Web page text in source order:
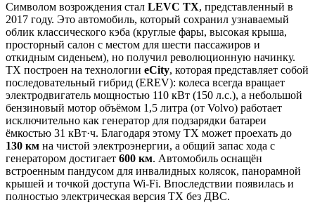
Символом возрождения стал LEVC TX, представленный в
2017 году. Это автомобиль, который сохранил узнаваемый
облик классического кэба (круглые фары, высокая крыша,
просторный салон с местом для шести пассажиров и
откидным сиденьем), но получил революционную начинку.
TX построен на технологии eCity, которая представляет собой
последовательный гибрид (EREV): колеса всегда вращает
электродвигатель мощностью 110 кВт (150 л.с.), а небольшой
бензиновый мотор объёмом 1,5 литра (от Volvo) работает
исключительно как генератор для подзарядки батареи
ёмкостью 31 кВт·ч. Благодаря этому TX может проехать до
130 км на чистой электроэнергии, а общий запас хода с
генератором достигает 600 км. Автомобиль оснащён
встроенным пандусом для инвалидных колясок, панорамной
крышей и точкой доступа Wi-Fi. Впоследствии появилась и
полностью электрическая версия TX без ДВС.